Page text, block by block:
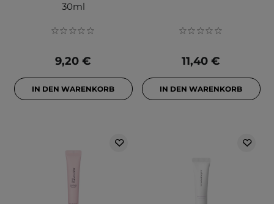
30ml
9,20 €
IN DEN WARENKORB
11,40 €
IN DEN WARENKORB